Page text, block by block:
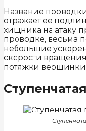
Название
отражает её
хищника на атаку
проводке, весьма
небольшие
скорости
потяжки